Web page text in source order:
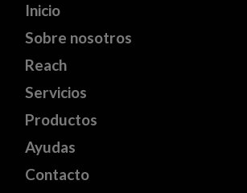
Inicio
Sobre nosotros
Reach
Servicios
Productos
Ayudas
Contacto